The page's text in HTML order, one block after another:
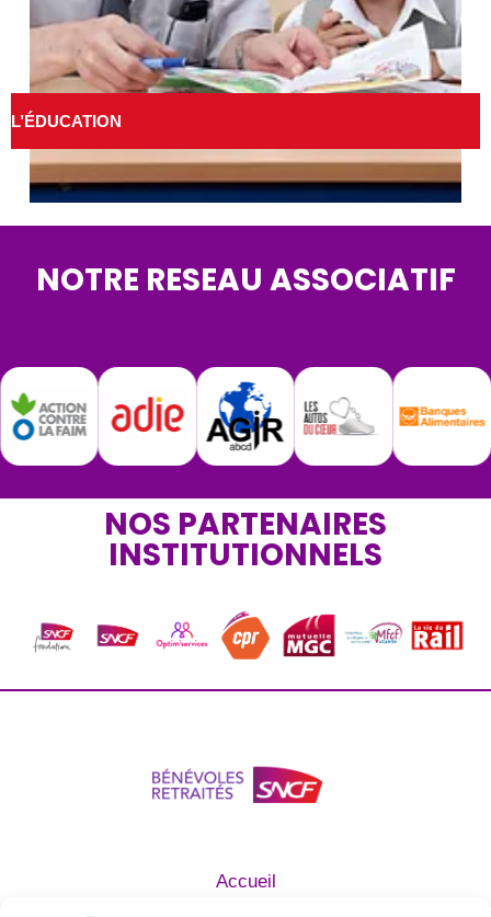
L’ÉDUCATION
NOTRE RESEAU ASSOCIATIF
NOS PARTENAIRES
INSTITUTIONNELS
Accueil